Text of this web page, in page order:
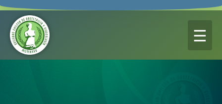
☰